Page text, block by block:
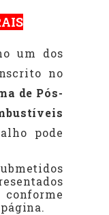
um dos
no
de Pós-
pode